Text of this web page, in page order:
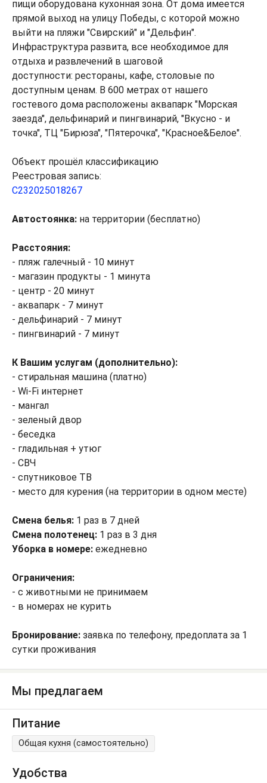
пищи оборудована кухонная зона. От дома имеется
прямой выход на улицу Победы, с которой можно
выйти на пляжи "Свирский" и "Дельфин".
Инфраструктура развита, все необходимое для
отдыха и развлечений в шаговой
доступности: рестораны, кафе, столовые по
доступным ценам. В 600 метрах от нашего
гостевого дома расположены аквапарк "Морская
заезда", дельфинарий и пингвинарий, "Вкусно - и
точка", ТЦ "Бирюза", "Пятерочка", "Красное&Белое".
Объект прошёл классификацию
Реестровая запись:
С232025018267
Автостоянка: на территории (бесплатно)
Расстояния:
- пляж галечный - 10 минут
- магазин продукты - 1 минута
- центр - 20 минут
- аквапарк - 7 минут
- дельфинарий - 7 минут
- пингвинарий - 7 минут
К Вашим услугам (дополнительно):
- стиральная машина (платно)
- Wi-Fi интернет
- мангал
- зеленый двор
- беседка
- гладильная + утюг
- СВЧ
- спутниковое ТВ
- место для курения (на территории в одном месте)
Смена белья: 1 раз в 7 дней
Смена полотенец: 1 раз в 3 дня
Уборка в номере: ежедневно
Ограничения:
- с животными не принимаем
- в номерах не курить
Бронирование: заявка по телефону, предоплата за 1
сутки проживания
Мы предлагаем
Питание
Общая кухня (самостоятельно)
Удобства